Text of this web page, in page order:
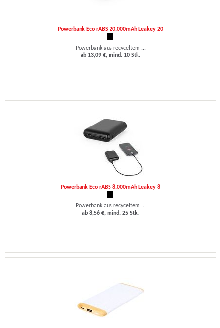
Powerbank Eco rABS 20.000mAh Leakey 20
Powerbank aus recyceltem ...
ab 13,09 €, mind. 10 Stk.
Powerbank Eco rABS 8.000mAh Leakey 8
Powerbank aus recyceltem ...
ab 8,56 €, mind. 25 Stk.